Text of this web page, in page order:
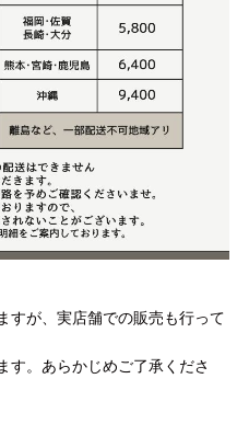
すが、実店舗での販売も行って
す。あらかじめご了承くださ